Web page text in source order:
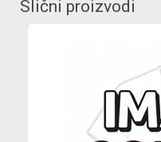
Slični proizvodi